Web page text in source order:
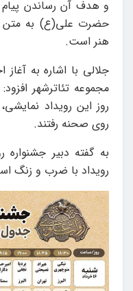
و هدف آن رساندن پیام
حضرت علی(ع) به متن
هنر است.
جلالی با اشاره به
مجموعه تئاترشهر
روی صحنه رفتند.
به گفته دبیر
رویداد با ضرب و زنگ